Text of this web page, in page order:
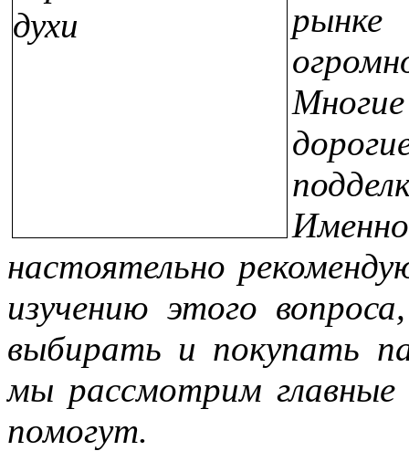
рынке
настоятельно
изучению этого
выбирать и покупать
мы рассмотрим
помогут.